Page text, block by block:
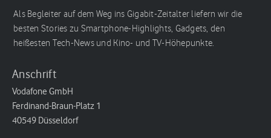
Als Begleiter auf dem Weg ins Gigabit-Zeitalter liefern wir die
besten Stories zu Smartphone-Highlights, Gadgets, den
heißesten Tech-News und Kino- und TV-Höhepunkte.
Anschrift
Vodafone GmbH
Ferdinand-Braun-Platz 1
40549 Düsseldorf